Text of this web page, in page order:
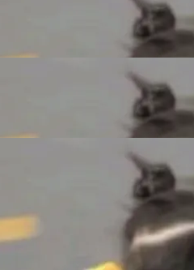
41%，每 token
正听懂。通过
盖粤语、吴语
Changes/fixe
避免音频加
拒绝 修复了 C
题 如果表单中
它们将不再关
AI 工具（如 Co
的 PG 19，则
Beta1 时间点
AI 分析提炼。
务、社交生活
维护者 S
。8 月 4 日，